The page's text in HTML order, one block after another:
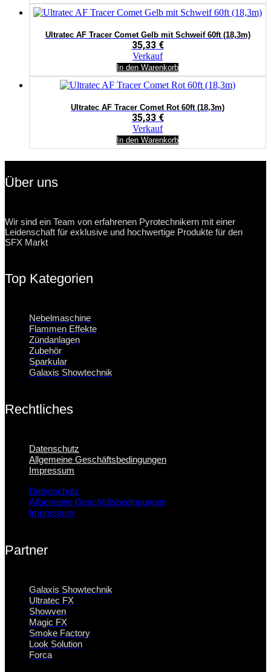
Ultratec AF Tracer Comet Gelb mit Schweif 60ft (18,3m)
35,33 €
Verkauf
In den Warenkorb
Ultratec AF Tracer Comet Rot 60ft (18,3m)
35,33 €
Verkauf
In den Warenkorb
Über uns
Wir sind ein Team von erfahrenen Pyrotechnikern mit einer
Leidenschaft für exklusive und hochwertige Produkte für den
SFX Markt
Top Kategorien
Nebelmaschine
Flammen Effekte
Zündanlagen
Zubehör
Sparkular
Galaxis Showtechnik
Rechtliches
Datenschutz
Allgemeine Geschäftsbedingungen
Impressum
Datenschutz
Allgemeine Geschäftsbedingungen
Impressum
Partner
Galaxis Showtechnik
Ultratec FX
Showven
Magic FX
Smoke Factory
Look Solution
Forca